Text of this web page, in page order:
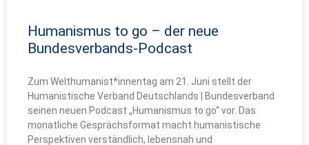
Humanismus to go – der neue
Bundesverbands-Podcast
Zum Welthumanist*innentag am 21. Juni stellt der
Humanistische Verband Deutschlands | Bundesverband
seinen neuen Podcast „Humanismus to go“ vor. Das
monatliche Gesprächsformat macht humanistische
Perspektiven verständlich, lebensnah und